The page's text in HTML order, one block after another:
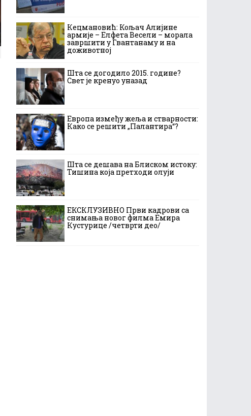
Кецмановић: Кољач Алијине
армије – Елфета Весели – морала
завршити у Гвантанаму и на
доживотној
Шта се догодило 2015. године?
Свет је кренуо уназад
Европа између жеља и стварности:
Како се решити „Палантира“?
Шта се дешава на Блиском истоку:
Тишина која претходи олуји
ЕКСКЛУЗИВНО Први кадрови са
снимања новог филма Емира
Кустурице /четврти део/